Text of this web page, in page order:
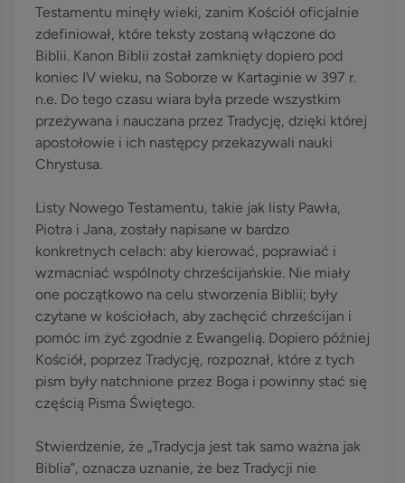
Testamentu minęły wieki, zanim Kościół oficjalnie
zdefiniował, które teksty zostaną włączone do
Biblii. Kanon Biblii został zamknięty dopiero pod
koniec IV wieku, na Soborze w Kartaginie w 397 r.
n.e. Do tego czasu wiara była przede wszystkim
przeżywana i nauczana przez Tradycję, dzięki której
apostołowie i ich następcy przekazywali nauki
Chrystusa.
Listy Nowego Testamentu, takie jak listy Pawła,
Piotra i Jana, zostały napisane w bardzo
konkretnych celach: aby kierować, poprawiać i
wzmacniać wspólnoty chrześcijańskie. Nie miały
one początkowo na celu stworzenia Biblii; były
czytane w kościołach, aby zachęcić chrześcijan i
pomóc im żyć zgodnie z Ewangelią. Dopiero później
Kościół, poprzez Tradycję, rozpoznał, które z tych
pism były natchnione przez Boga i powinny stać się
częścią Pisma Świętego.
Stwierdzenie, że „Tradycja jest tak samo ważna jak
Biblia”, oznacza uznanie, że bez Tradycji nie